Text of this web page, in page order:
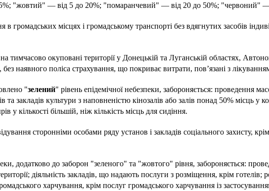
"жовтий" — від 5 до 20%; "помаранчевий" — від 20 до 50%; "червоний"
в громадських місцях і громадському транспорті без вдягнутих засобів
тимчасово окуповані території у Донецькій та Луганській областях,
наявного поліса страхування, що покриває витрати, пов’язані з
"зелений" рівень епідемічної небезпеки, забороняється: проведення
та закладів культури з наповненістю кінозалів або залів понад 50% місць у
кількості більшій, ніж кількість місць для сидіння.
сторонніми особами ряду установ і закладів соціального захисту,
додатково до заборон "зеленого" та "жовтого" рівня, забороняється:
діяльність закладів, що надають послуги з розміщення, крім готелів;
харчування, крім послуг громадського харчування із